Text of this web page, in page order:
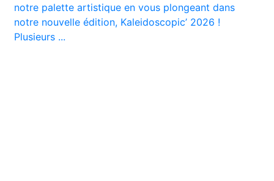
notre palette artistique en vous plongeant dans
notre nouvelle édition, Kaleidoscopic’ 2026 !
Plusieurs ...